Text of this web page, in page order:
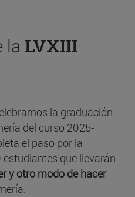
la LVXIII
la graduación
del curso 2025-
el paso por la
que llevarán
y otro modo de hacer